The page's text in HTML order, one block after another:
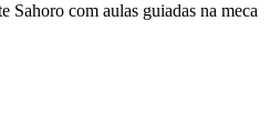
Sahoro com aulas guiadas na meca